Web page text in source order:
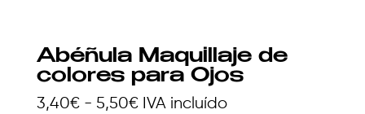
Abéñula Maquillaje de
colores para Ojos
3,40€ - 5,50€Rango
IVA incluído